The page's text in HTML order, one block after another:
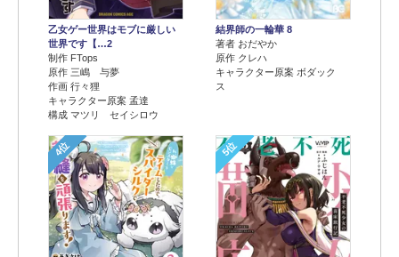
乙女ゲー世界はモブに厳しい
世界です【…2
制作 FTops
原作 三嶋 与夢
作画 行々狸
キャラクター原案 孟達
構成 マツリ セイシロウ
結界師の一輪華 8
著者 おだやか
原作 クレハ
キャラクター原案 ボダック
ス
4位 5位